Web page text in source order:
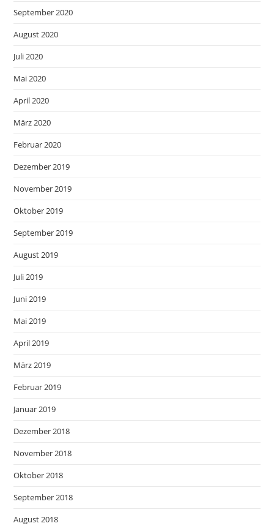
September 2020
August 2020
Juli 2020
Mai 2020
April 2020
März 2020
Februar 2020
Dezember 2019
November 2019
Oktober 2019
September 2019
August 2019
Juli 2019
Juni 2019
Mai 2019
April 2019
März 2019
Februar 2019
Januar 2019
Dezember 2018
November 2018
Oktober 2018
September 2018
August 2018